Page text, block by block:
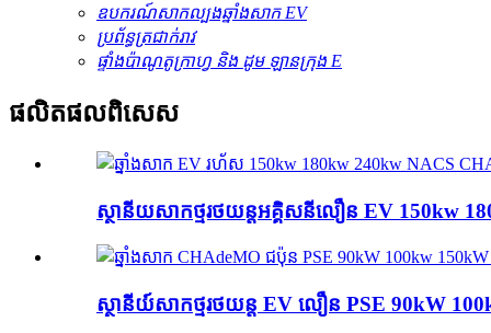
ឧបករណ៍សាកល្បងឆ្នាំងសាក EV
ប្រព័ន្ធត្រជាក់រាវ
ផ្ទាំងប៉ាណូតូក្រាហ្វ និង ដូម ឡានក្រុង E
ផលិតផល​ពិសេស
ស្ថានីយសាកថ្មរថយន្តអគ្គិសនីលឿន EV 150kw
ស្ថានីយ៍សាកថ្មរថយន្ត EV លឿន PSE 90kW